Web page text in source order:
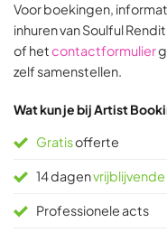
31
ratings
Voor boekingen,
inhuren van Soulful
of hetcontactformulier
zelf samenstellen.
Wat kun je bij Artist
Gratisofferte
14 dagen
Professionele acts